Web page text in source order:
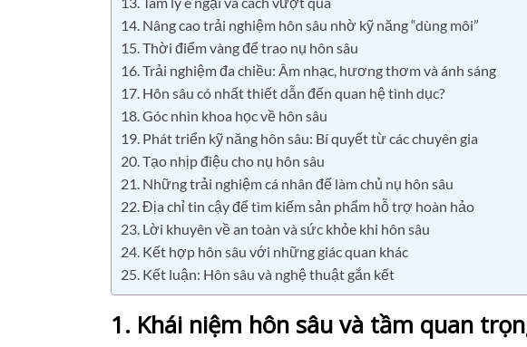
14. Nâng cao trải nghiệm hôn sâu nhờ kỹ năng “dùng môi”
15. Thời điểm vàng để trao nụ hôn sâu
16. Trải nghiệm đa chiều: Âm nhạc, hương thơm và ánh sáng
17. Hôn sâu có nhất thiết dẫn đến quan hệ tình dục?
18. Góc nhìn khoa học về hôn sâu
19. Phát triển kỹ năng hôn sâu: Bí quyết từ các chuyên gia
20. Tạo nhịp điệu cho nụ hôn sâu
21. Những trải nghiệm cá nhân để làm chủ nụ hôn sâu
22. Địa chỉ tin cậy để tìm kiếm sản phẩm hỗ trợ hoàn hảo
23. Lời khuyên về an toàn và sức khỏe khi hôn sâu
24. Kết hợp hôn sâu với những giác quan khác
25. Kết luận: Hôn sâu và nghệ thuật gắn kết
1. Khái niệm hôn sâu và tầm quan